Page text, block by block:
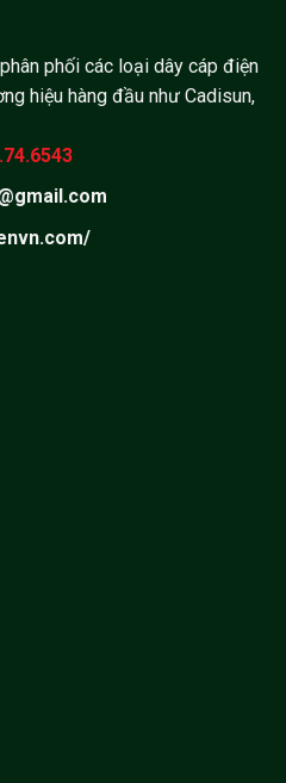
phối các loại dây cáp điện
hiệu hàng đầu như Cadisun,